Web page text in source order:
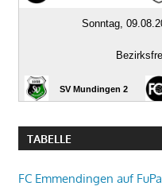
TABELLE
FC Emmendingen auf FuPa